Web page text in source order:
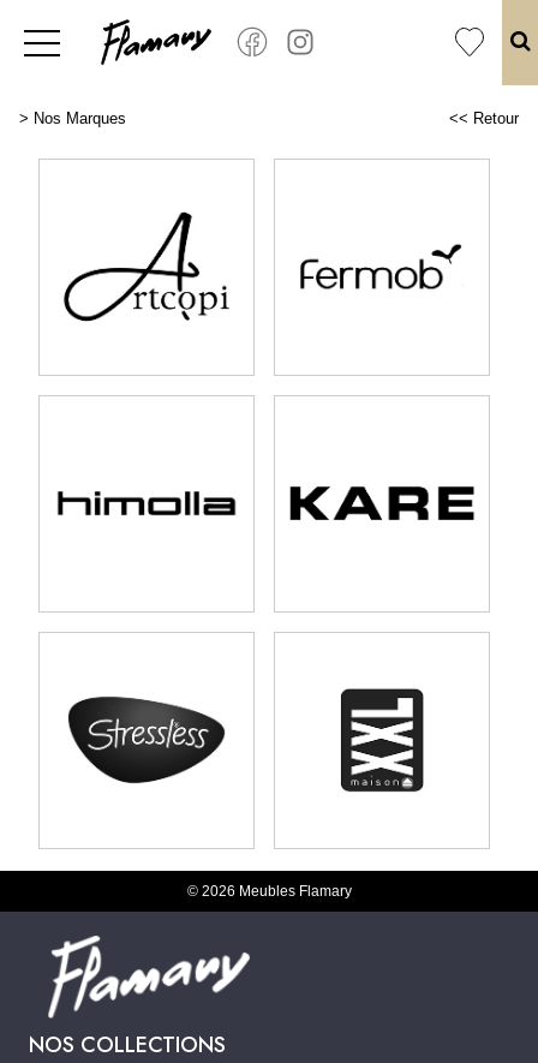
> Nos Marques << Retour
© 2026 Meubles Flamary
NOS COLLECTIONS